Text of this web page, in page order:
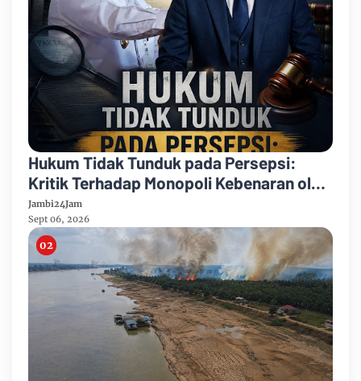
Hukum Tidak Tunduk pada Persepsi:
Kritik Terhadap Monopoli Kebenaran oleh
Media dan Aktivis
Jambi24Jam
Sept 06, 2026